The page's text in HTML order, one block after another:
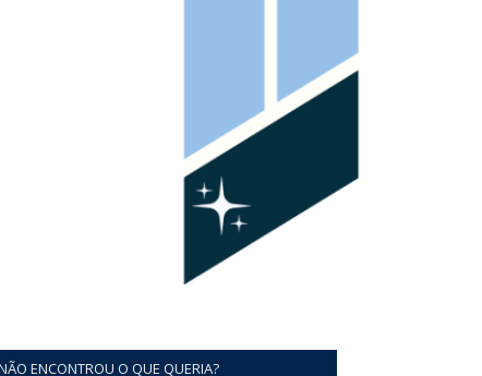
ENCONTROU O QUE QUERIA?